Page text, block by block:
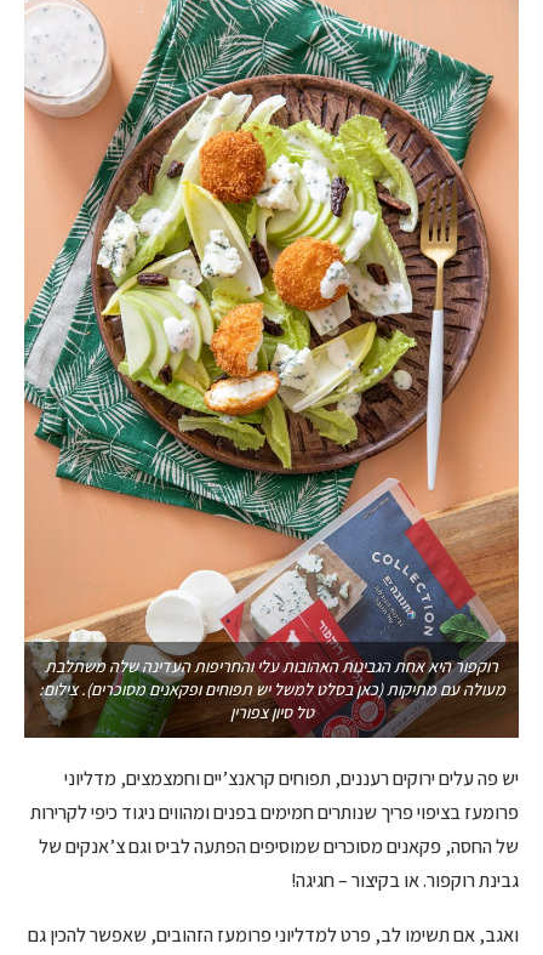
רוקפור היא אחת הגבינות האהובות עלי והחריפות העדינה שלה משתלבת
מעולה עם מתיקות (כאן בסלט למשל יש תפוחים ופקאנים מסוכרים). צילום:
טל סיון צפורין
יש פה עלים ירוקים רעננים, תפוחים קראנצ’יים וחמצמצים, מדליוני
פרומעז בציפוי פריך שנותרים חמימים בפנים ומהווים ניגוד כיפי לקרירות
של החסה, פקאנים מסוכרים שמוסיפים הפתעה לביס וגם צ’אנקים של
גבינת רוקפור. או בקיצור – חגיגה!
ואגב, אם תשימו לב, פרט למדליוני פרומעז הזהובים, שאפשר להכין גם